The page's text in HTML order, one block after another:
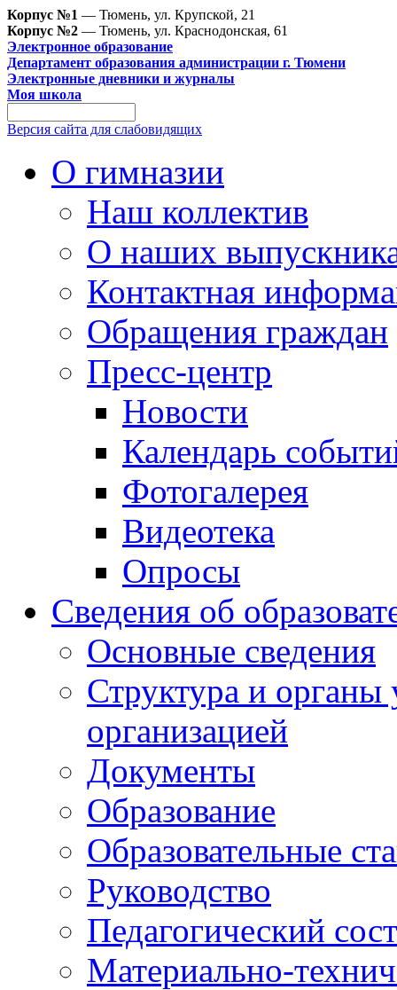
Корпус №1 — Тюмень, ул. Крупской, 21
Корпус №2 — Тюмень, ул. Краснодонская, 61
Электронное образование
Департамент образования администрации г. Тюмени
Электронные дневники и журналы
Моя школа
Версия сайта для слабовидящих
О гимназии
Наш коллектив
О наших
Контактная
Обращения граждан
Пресс-центр
Новости
Календарь
Фотогалерея
Видеотека
Опросы
Сведения об
Основные сведения
Структура и органы
организацией
Документы
Образование
Образовательные
Руководство
Педагогический
Материально-